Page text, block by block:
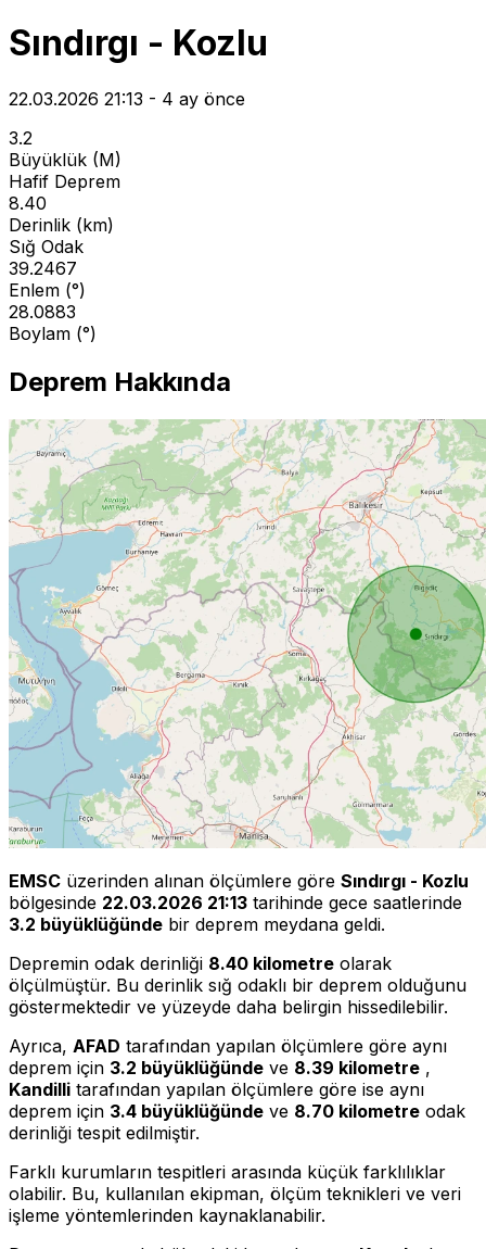
Sındırgı - Kozlu
22.03.2026 21:13 - 4 ay önce
3.2
Büyüklük (M)
Hafif Deprem
8.40
Derinlik (km)
Sığ Odak
39.2467
Enlem (°)
28.0883
Boylam (°)
Deprem Hakkında
EMSC üzerinden alınan ölçümlere göre Sındırgı - Kozlu
bölgesinde 22.03.2026 21:13 tarihinde gece saatlerinde
3.2 büyüklüğünde bir deprem meydana geldi.
Depremin odak derinliği 8.40 kilometre olarak
ölçülmüştür. Bu derinlik sığ odaklı bir deprem olduğunu
göstermektedir ve yüzeyde daha belirgin hissedilebilir.
Ayrıca, AFAD tarafından yapılan ölçümlere göre aynı
deprem için 3.2 büyüklüğünde ve 8.39 kilometre ,
Kandilli tarafından yapılan ölçümlere göre ise aynı
deprem için 3.4 büyüklüğünde ve 8.70 kilometre odak
derinliği tespit edilmiştir.
Farklı kurumların tespitleri arasında küçük farklılıklar
olabilir. Bu, kullanılan ekipman, ölçüm teknikleri ve veri
işleme yöntemlerinden kaynaklanabilir.